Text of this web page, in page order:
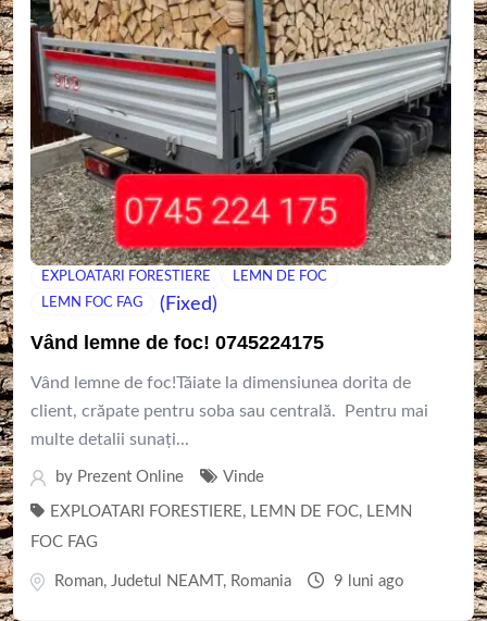
EXPLOATARI FORESTIERE
LEMN DE FOC
LEMN FOC FAG
(Fixed)
Vând lemne de foc! 0745224175
Vând lemne de foc!Tăiate la dimensiunea dorita de
client, crăpate pentru soba sau centrală. Pentru mai
multe detalii sunați...
by Prezent Online Vinde
EXPLOATARI FORESTIERE, LEMN DE FOC, LEMN
FOC FAG
Roman, Judetul NEAMT , Romania 9 luni ago